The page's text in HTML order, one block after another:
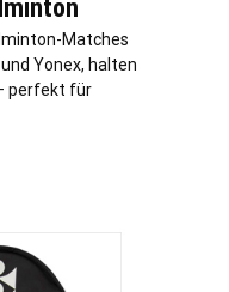
Matches
Yonex, halten
perfekt für